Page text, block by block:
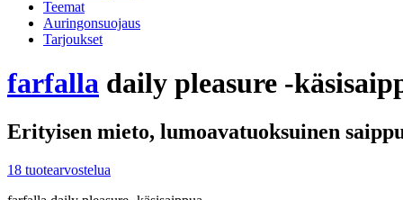
Teemat
Auringonsuojaus
Tarjoukset
farfalla daily pleasure -
Erityisen mieto, lumoavatuoksuinen
18 tuotearvostelua